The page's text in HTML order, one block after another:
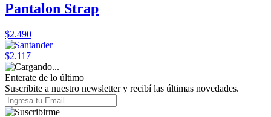
Pantalon Strap
$2.490
$2.117
Enterate de lo último
Suscribite a nuestro newsletter y recibí las últimas novedades.